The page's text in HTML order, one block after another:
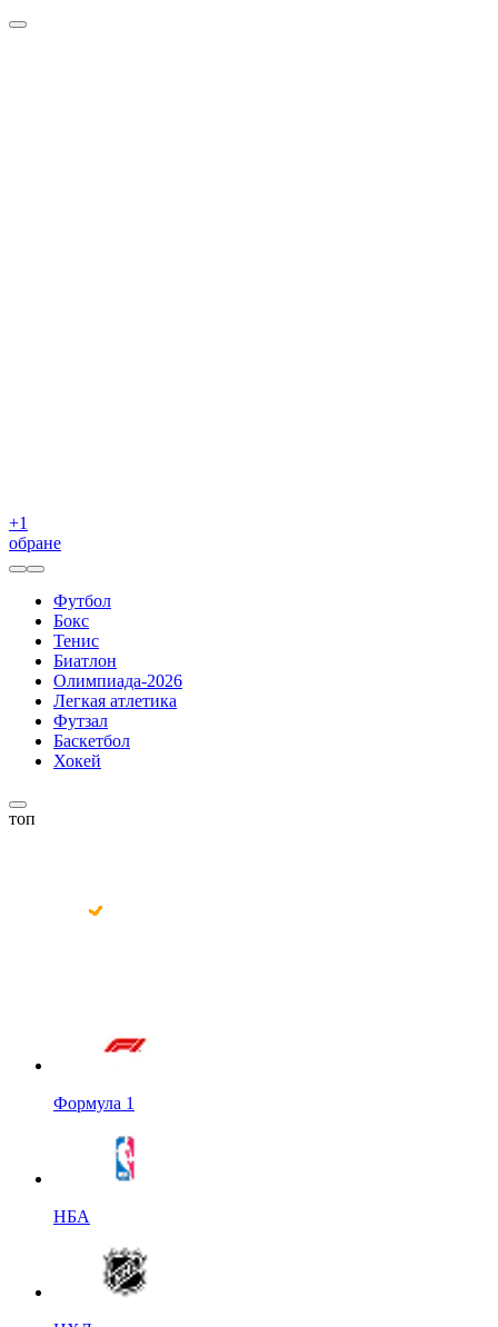
+1
обране
Футбол
Бокс
Тенис
Биатлон
Олимпиада-2026
Легкая атлетика
Футзал
Баскетбол
Хокей
топ
Формула 1
НБА